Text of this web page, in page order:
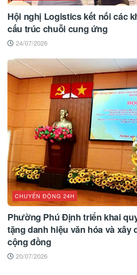
Hội nghị Logistics kết nối các
cấu trúc chuỗi cung ứng
24/07/2026
CHUYỂN ĐỘNG 24H
Phường Phú Định triển khai
tặng danh hiệu văn hóa và
cộng đồng
20/07/2026